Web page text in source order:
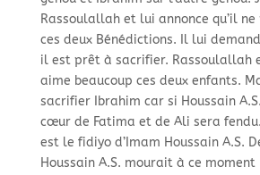
Rassoulallah et lui annonce qu’il
ces deux Bénédictions. Il lui
il est prêt à sacrifier. Rassoulallah
aime beaucoup ces deux enfants.
sacrifier Ibrahim car si Houssain
cœur de Fatima et de Ali sera
est le fidiyo d’Imam Houssain A.S.
Houssain A.S. mourait à ce